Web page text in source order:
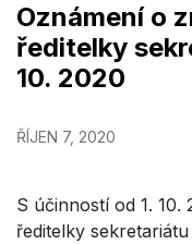
Oznámení o
ředitelky
10. 2020
ŘÍJEN 7, 2020
S účinností od 1.
ředitelky